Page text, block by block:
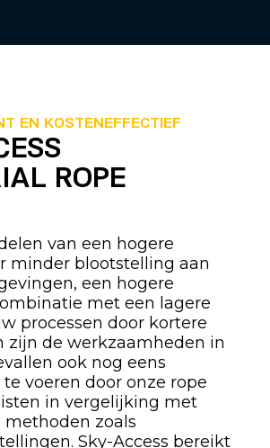
EN KOSTENEFFECTIEF
ROPE
van een hogere
minder blootstelling aan
een hogere
met een lagere
processen door kortere
zijn de werkzaamheden in
ook nog eens
voeren door onze rope
in vergelijking met
zoals
Sky-Access bereikt